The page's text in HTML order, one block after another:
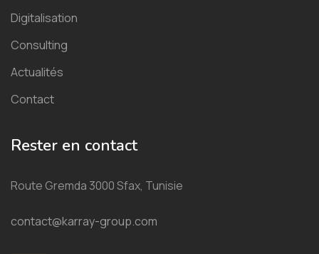
Digitalisation
Consulting
Actualités
Contact
Rester en contact
Route Gremda 3000 Sfax, Tunisie
contact@karray-group.com